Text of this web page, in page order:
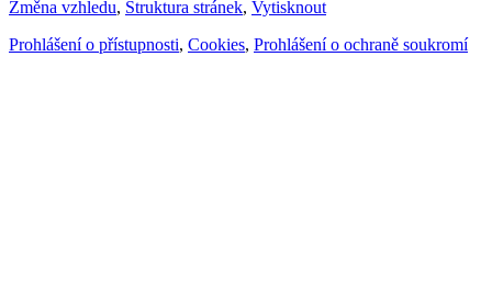
Změna vzhledu, Struktura stránek, Vytisknout
Prohlášení o přístupnosti, Cookies, Prohlášení o ochraně soukromí